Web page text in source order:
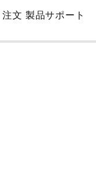
注文 製品サポート